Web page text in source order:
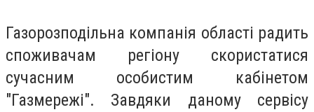
Газорозподільна компанія області радить
споживачам регіону скористатися
сучасним особистим кабінетом
"Газмережі". Завдяки даному сервісу